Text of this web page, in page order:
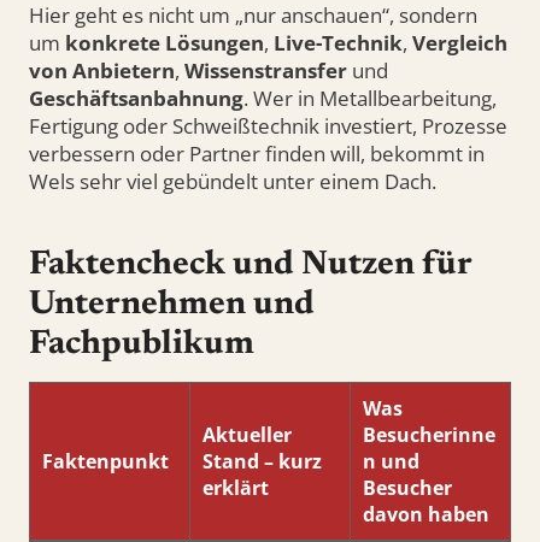
Hier geht es nicht um „nur anschauen“, sondern
um konkrete Lösungen, Live-Technik, Vergleich
von Anbietern, Wissenstransfer und
Geschäftsanbahnung. Wer in Metallbearbeitung,
Fertigung oder Schweißtechnik investiert, Prozesse
verbessern oder Partner finden will, bekommt in
Wels sehr viel gebündelt unter einem Dach.
Faktencheck und Nutzen für
Unternehmen und
Fachpublikum
Faktenpunkt
Aktueller
Stand – kurz
erklärt
Was
Besucherinne
n und
Besucher
davon haben